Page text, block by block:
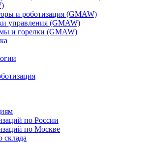
и роботизация (GMAW)
управления (GMAW)
и горелки (GMAW)
по России
по Москве
склада